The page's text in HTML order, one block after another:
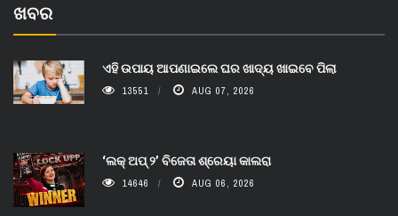
ଖବର
ଏହି ଉପାୟ ଆପଣାଇଲେ ଘର ଖାଦ୍ୟ ଖାଇବେ ପିଲା
13551 AUG 07, 2026
‘ଲକ୍ ଅପ୍ ୨’ ବିଜେତା ଶ୍ରେୟା କାଲରା
14646 AUG 06, 2026